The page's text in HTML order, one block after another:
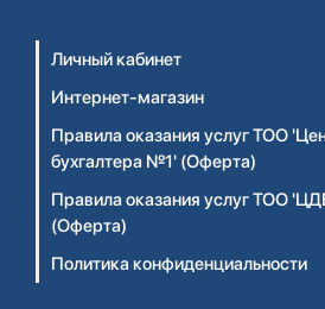
Личный кабинет
Интернет-магазин
Правила оказания услуг ТОО
бухгалтера №1' (Оферта)
Правила оказания услуг ТОО
(Оферта)
Политика конфиденциальности